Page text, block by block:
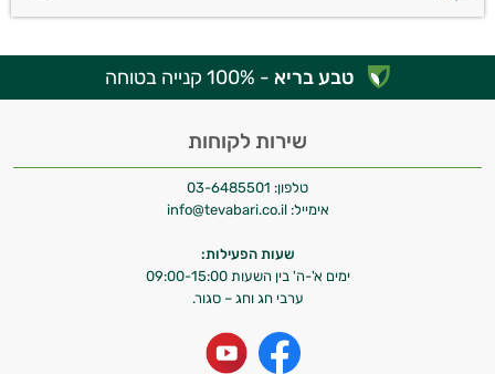
טבע בריא - 100% קנייה בטוחה
שירות לקוחות
טלפון: 03-6485501
אימייל: info@tevabari.co.il
שעות הפעילות:
ימים א'-ה' בין השעות 09:00-15:00
ערבי חג וחג – סגור.